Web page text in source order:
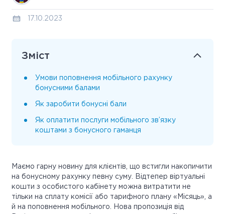
17.10.2023
Зміст
Умови поповнення мобільного рахунку
бонусними балами
Як заробити бонусні бали
Як оплатити послуги мобільного зв’язку
коштами з бонусного гаманця
Маємо гарну новину для клієнтів, що встигли накопичити
на бонусному рахунку певну суму. Відтепер віртуальні
кошти з особистого кабінету можна витратити не
тільки на сплату комісії або тарифного плану «Місяць», а
й на поповнення мобільного. Нова пропозиція від